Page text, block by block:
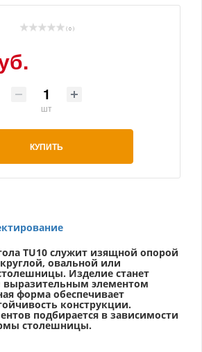
( 0 )
шт
КУПИТЬ
TU10 служит изящной опорой
овальной или
Изделие станет
элементом
форма обеспечивает
конструкции.
подбирается в зависимости
столешницы.